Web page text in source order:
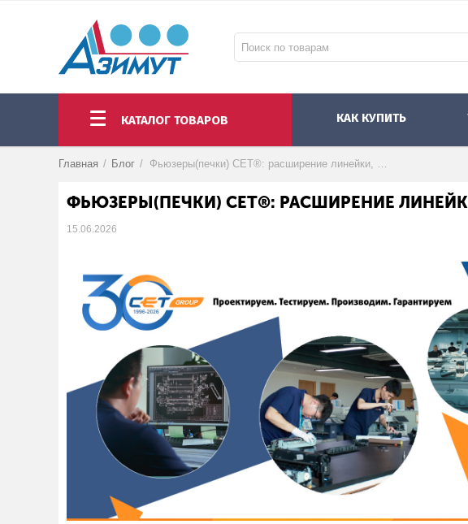
КАТАЛОГ ТОВАРОВ КАК КУПИТЬ
Главная / Блог / Фьюзеры(печки) СЕТ®: расширение линейки, новинки ассортимента
ФЬЮЗЕРЫ(ПЕЧКИ) СЕТ®: РАСШИРЕНИЕ
15.06.2026